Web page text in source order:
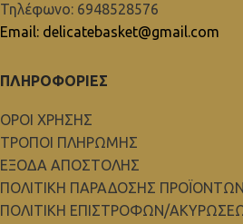
Τηλέφωνο: 6948528576
Email: delicatebasket@gmail.com
ΠΛΗΡΟΦΟΡΙΕΣ
ΟΡΟΙ ΧΡΗΣΗΣ
ΤΡΟΠΟΙ ΠΛΗΡΩΜΗΣ
ΕΞΟΔΑ ΑΠΟΣΤΟΛΗΣ
ΠΟΛΙΤΙΚΗ ΠΑΡΑΔΟΣΗΣ ΠΡΟΪΟΝΤΩΝ
ΠΟΛΙΤΙΚΗ ΕΠΙΣΤΡΟΦΩΝ/